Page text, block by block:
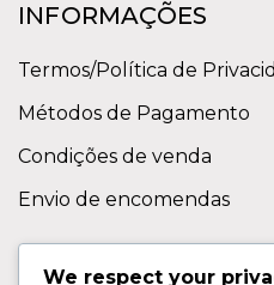
INFORMAÇÕES
Termos/Política de
Métodos de Pagamento
Condições de venda
Envio de encomendas
We respect your